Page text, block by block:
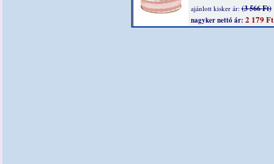
ajánlott kisker ár:(3 566 Ft)
nagyker nettó ár: 2 179 Ft